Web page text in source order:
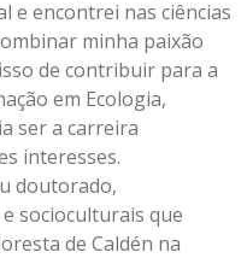
e encontrei nas ciências
minha paixão
de contribuir para a
em Ecologia,
ser a carreira
interesses.
doutorado,
socioculturais que
de Caldén na